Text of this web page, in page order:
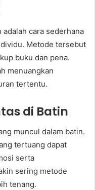
cara sederhana
Metode tersebut
buku dan pena.
menuangkan
tertentu.
di Batin
muncul dalam batin.
tertuang dapat
serta
sering metode
tenang.